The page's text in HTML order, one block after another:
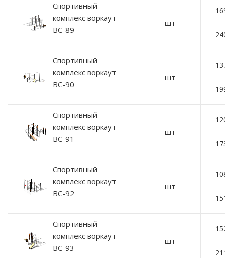
Спортивный
комплекс воркаут
ВС-89
шт
Спортивный
комплекс воркаут
ВС-90
шт
Спортивный
комплекс воркаут
ВС-91
шт
Спортивный
комплекс воркаут
ВС-92
шт
Спортивный
комплекс воркаут
ВС-93
шт